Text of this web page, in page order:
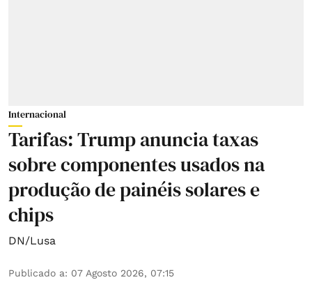
Internacional
Tarifas: Trump anuncia taxas
sobre componentes usados na
produção de painéis solares e
chips
DN/Lusa
Publicado a: 07 Agosto 2026, 07:15